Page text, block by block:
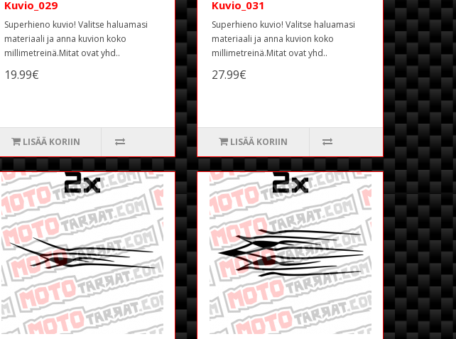
Kuvio_029
Superhieno kuvio! Valitse haluamasi
materiaali ja anna kuvion koko
millimetreinä.Mitat ovat yhd..
19.99€
LISÄÄ KORIIN
Kuvio_031
Superhieno kuvio! Valitse haluamasi
materiaali ja anna kuvion koko
millimetreinä.Mitat ovat yhd..
27.99€
LISÄÄ KORIIN